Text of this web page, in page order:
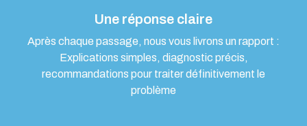
Une réponse claire
Après chaque passage, nous vous livrons un rapport :
Explications simples, diagnostic précis,
recommandations pour traiter définitivement le
problème